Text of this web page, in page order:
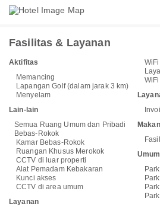
Fasilitas & Layanan
Aktifitas
Memancing
Lapangan Golf (dalam jarak 3 km)
Menyelam
Lain-lain
Semua Ruang Umum dan Pribadi
Bebas-Rokok
Kamar Bebas-Rokok
Ruangan Khusus Merokok
CCTV di luar properti
Alat Pemadam Kebakaran
Kunci akses
CCTV di area umum
Layanan
WiFi
Umum